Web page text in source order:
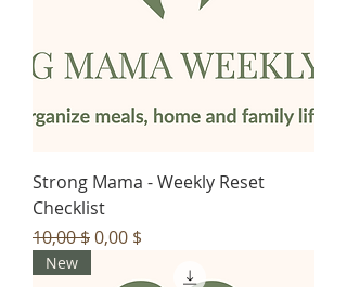
Strong Mama - Weekly Reset
Checklist
Prix original
10,00 $Prix promotionnel
0,00 $
New